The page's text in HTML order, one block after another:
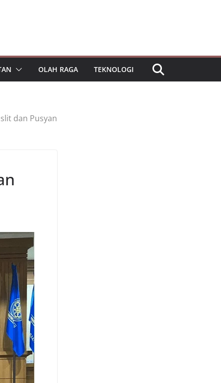
OLAH RAGA TEKNOLOGI
dan Pusyan